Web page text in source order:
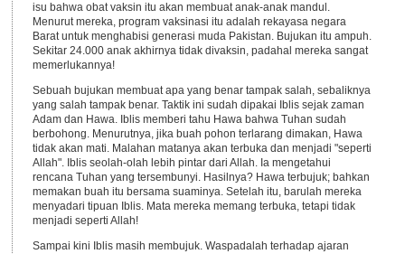
isu bahwa obat vaksin itu akan membuat anak-anak mandul.
Menurut mereka, program vaksinasi itu adalah rekayasa negara
Barat untuk menghabisi generasi muda Pakistan. Bujukan itu ampuh.
Sekitar 24.000 anak akhirnya tidak divaksin, padahal mereka sangat
memerlukannya!
Sebuah bujukan membuat apa yang benar tampak salah, sebaliknya
yang salah tampak benar. Taktik ini sudah dipakai Iblis sejak zaman
Adam dan Hawa. Iblis memberi tahu Hawa bahwa Tuhan sudah
berbohong. Menurutnya, jika buah pohon terlarang dimakan, Hawa
tidak akan mati. Malahan matanya akan terbuka dan menjadi "seperti
Allah". Iblis seolah-olah lebih pintar dari Allah. Ia mengetahui
rencana Tuhan yang tersembunyi. Hasilnya? Hawa terbujuk; bahkan
memakan buah itu bersama suaminya. Setelah itu, barulah mereka
menyadari tipuan Iblis. Mata mereka memang terbuka, tetapi tidak
menjadi seperti Allah!
Sampai kini Iblis masih membujuk. Waspadalah terhadap ajaran